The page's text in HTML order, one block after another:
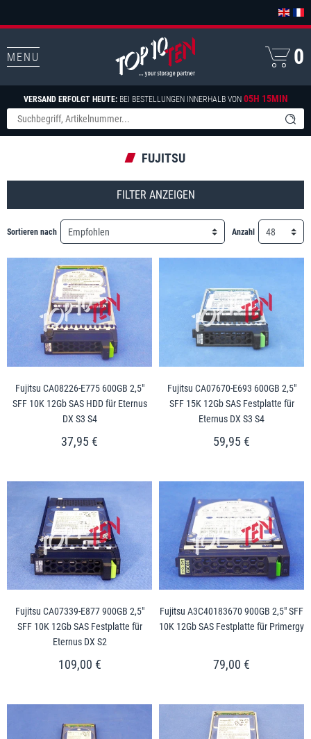
MENU
VERSAND ERFOLGT HEUTE:BEI BESTELLUNGEN INNERHALB VON 05H 15MIN
0
FUJITSU
FILTER
Fujitsu CA08226-E775 600GB 2,5"
SFF 10K 12Gb SAS HDD für Eternus
DX S3 S4
37,95 €
Fujitsu CA07670-E693 600GB 2,5"
SFF 15K 12Gb SAS Festplatte für
Eternus DX S3 S4
59,95 €
Fujitsu CA07339-E877 900GB 2,5"
SFF 10K 12Gb SAS Festplatte für
Eternus DX S2
109,00 €
Fujitsu A3C40183670 900GB 2,5" SFF
10K 12Gb SAS Festplatte für Primergy
79,00 €